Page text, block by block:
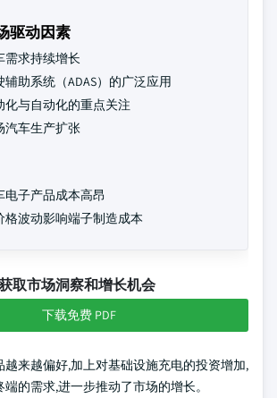
驱动因素
需求持续增长
辅助系统（ADAS）的广泛应用
化与自动化的重点关注
汽车生产扩张
电子产品成本高昂
格波动影响端子制造成本
取市场洞察和增长机会
下载免费 PDF
越来越偏好,加上对基础设施充电的投资增加,
的需求,进一步推动了市场的增长。